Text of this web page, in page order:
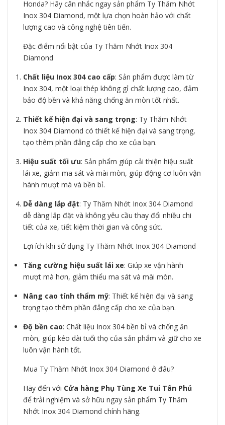
Honda? Hãy cân nhắc ngay sản phẩm Ty Thăm Nhớt
Inox 304 Diamond, một lựa chọn hoàn hảo với chất
lượng cao và công nghệ tiên tiến.
Đặc điểm nổi bật của Ty Thăm Nhớt Inox 304
Diamond
Chất liệu Inox 304 cao cấp: Sản phẩm được làm từ
Inox 304, một loại thép không gỉ chất lượng cao, đảm
bảo độ bền và khả năng chống ăn mòn tốt nhất.
Thiết kế hiện đại và sang trọng: Ty Thăm Nhớt
Inox 304 Diamond có thiết kế hiện đại và sang trọng,
tạo thêm phần đẳng cấp cho xe của bạn.
Hiệu suất tối ưu: Sản phẩm giúp cải thiện hiệu suất
lái xe, giảm ma sát và mài mòn, giúp động cơ luôn vận
hành mượt mà và bền bỉ.
Dễ dàng lắp đặt: Ty Thăm Nhớt Inox 304 Diamond
dễ dàng lắp đặt và không yêu cầu thay đổi nhiều chi
tiết của xe, tiết kiệm thời gian và công sức.
Lợi ích khi sử dụng Ty Thăm Nhớt Inox 304 Diamond
Tăng cường hiệu suất lái xe: Giúp xe vận hành
mượt mà hơn, giảm thiểu ma sát và mài mòn.
Nâng cao tính thẩm mỹ: Thiết kế hiện đại và sang
trọng tạo thêm phần đẳng cấp cho xe của bạn.
Độ bền cao: Chất liệu Inox 304 bền bỉ và chống ăn
mòn, giúp kéo dài tuổi thọ của sản phẩm và giữ cho xe
luôn vận hành tốt.
Mua Ty Thăm Nhớt Inox 304 Diamond ở đâu?
Hãy đến với Cửa hàng Phụ Tùng Xe Tui Tân Phú
để trải nghiệm và sở hữu ngay sản phẩm Ty Thăm
Nhớt Inox 304 Diamond chính hãng.